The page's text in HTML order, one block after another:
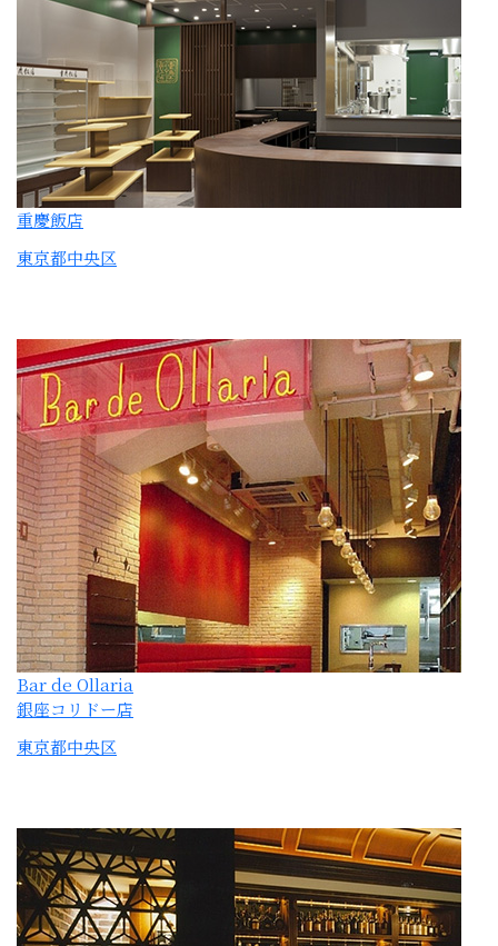
重慶飯店
東京都中央区
Bar de Ollaria
銀座コリドー店
東京都中央区